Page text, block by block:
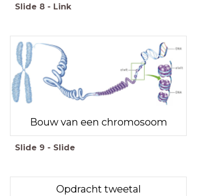
Slide 8 - Link
Bouw van een chromosoom
Slide 9 - Slide
Opdracht tweetal